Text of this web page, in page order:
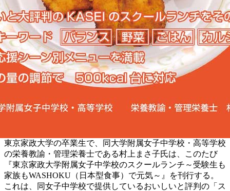
東京家政大学の卒業生で、同大学附属女子中学校・高等学校
の栄養教諭・管理栄養士である村上まさ子氏は、このたび
『東京家政大学附属女子中学校のスクールランチ～受験生も
家族もWASHOKU（日本型食事）で元気～』を刊行する。
これは、同女子中学校で提供しているおいしいと評判の「ス